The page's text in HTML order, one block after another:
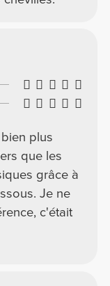
plus
que les
grâce à
Je ne
c'était